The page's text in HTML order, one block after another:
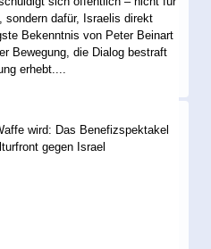
sondern dafür, Israelis direkt
Bekenntnis von Peter Beinart
Bewegung, die Dialog bestraft
erhebt....